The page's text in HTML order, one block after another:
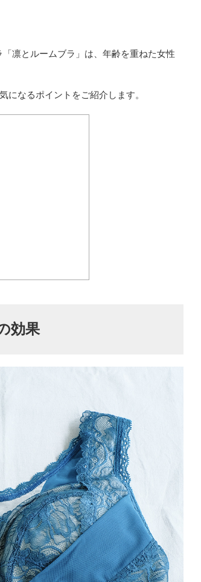
凛とルームブラ」は、年齢を重ねた女性
になるポイントをご紹介します。
効果